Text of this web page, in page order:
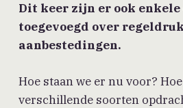
Dit keer zijn er ook
toegevoegd over
aanbestedingen.
Hoe staan we er nu voor?
verschillende soorten